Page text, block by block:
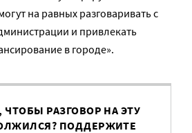
на равных разговаривать с
и привлекать
в городе».
РАЗГОВОР НА ЭТУ
ПОДДЕРЖИТЕ